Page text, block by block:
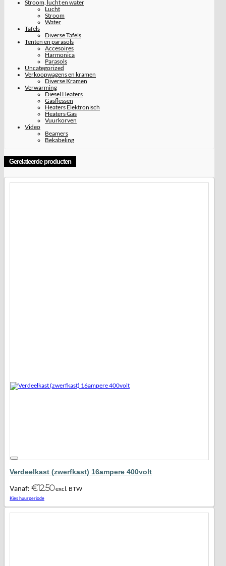
Stroom, lucht en water
Lucht
Stroom
Water
Tafels
Diverse Tafels
Tenten en parasols
Accesoires
Harmonica
Parasols
Uncategorized
Verkoopwagens en kramen
Diverse Kramen
Verwarming
Diesel Heaters
Gasflessen
Heaters Elektronisch
Heaters Gas
Vuurkorven
Video
Beamers
Bekabeling
Gerelateerde producten
Verdeelkast (zwerfkast) 16ampere 400volt
Vanaf: €12.50excl. BTW
Kies huurperiode